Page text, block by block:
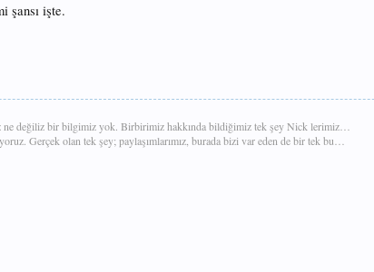
şansı işte.
ne değiliz bir bilgimiz yok. Birbirimiz hakkında bildiğimiz tek şey Nick lerimiz…
Gerçek olan tek şey; paylaşımlarımız, burada bizi var eden de bir tek bu…